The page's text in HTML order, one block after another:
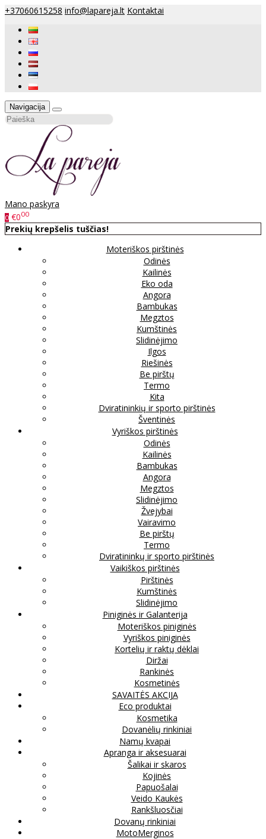
+37060615258 info@lapareja.lt Kontaktai
Navigacija
Mano paskyra
0 €000
Prekių krepšelis tuščias!
Moteriškos pirštinės
Odinės
Kailinės
Eko oda
Angora
Bambukas
Megztos
Kumštinės
Slidinėjimo
Ilgos
Riešinės
Be pirštų
Termo
Kita
Dviratininkių ir sporto pirštinės
Šventinės
Vyriškos pirštinės
Odinės
Kailinės
Bambukas
Angora
Megztos
Slidinėjimo
Žvejybai
Vairavimo
Be pirštų
Termo
Dviratininkų ir sporto pirštinės
Vaikiškos pirštinės
Pirštinės
Kumštinės
Slidinėjimo
Piniginės ir Galanterija
Moteriškos piniginės
Vyriškos piniginės
Kortelių ir raktų dėklai
Diržai
Rankinės
Kosmetinės
SAVAITĖS AKCIJA
Eco produktai
Kosmetika
Dovanėlių rinkiniai
Namų kvapai
Apranga ir aksesuarai
Šalikai ir skaros
Kojinės
Papuošalai
Veido Kaukės
Rankšluosčiai
Dovanų rinkiniai
MotoMerginos